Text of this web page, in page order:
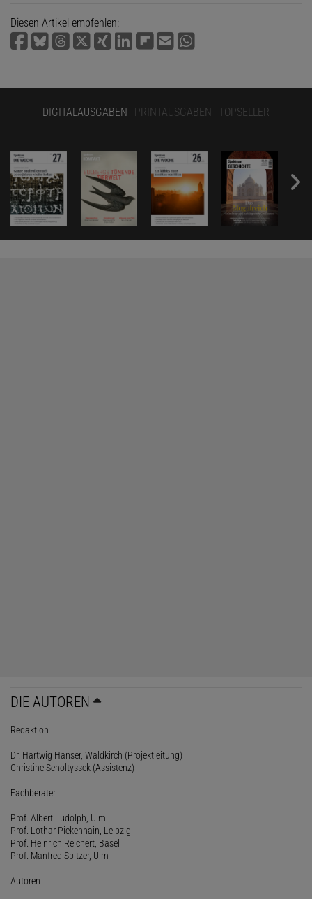
Diesen Artikel empfehlen:
DIGITALAUSGABEN PRINTAUSGABEN TOPSELLER
DIE AUTOREN
Redaktion
Dr. Hartwig Hanser, Waldkirch (Projektleitung)
Christine Scholtyssek (Assistenz)
Fachberater
Prof. Albert Ludolph, Ulm
Prof. Lothar Pickenhain, Leipzig
Prof. Heinrich Reichert, Basel
Prof. Manfred Spitzer, Ulm
Autoren